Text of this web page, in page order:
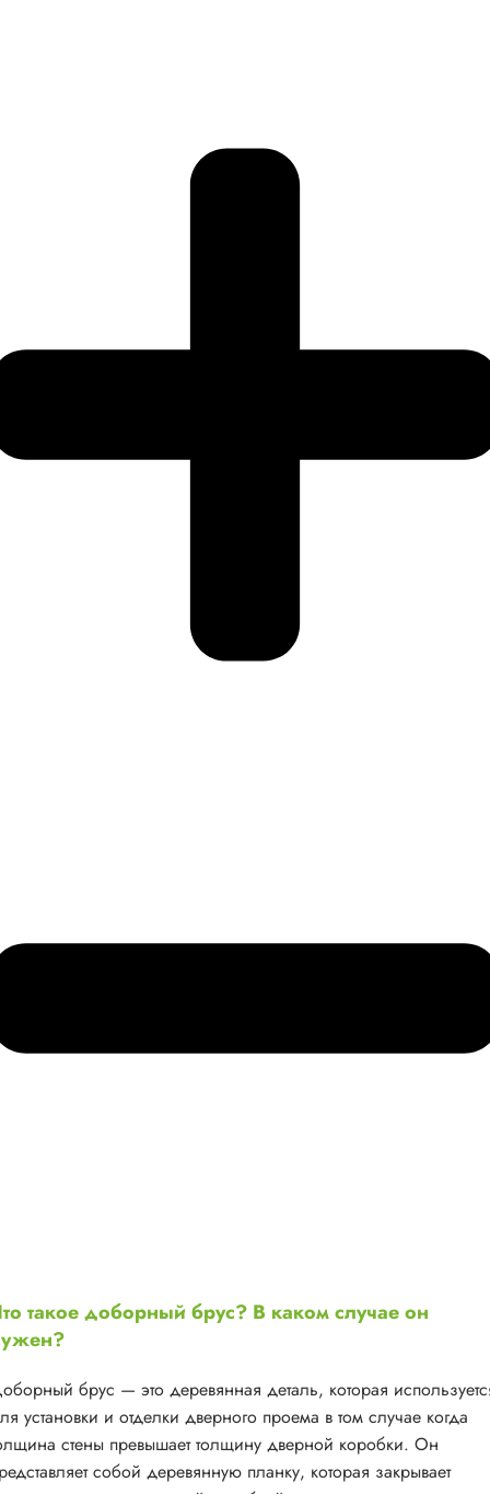
такое доборный брус? В каком случае он
брус — это деревянная деталь, которая
установки и отделки дверного проема в том случае когда
стены превышает толщину дверной коробки. Он
собой деревянную планку, которая закрывает